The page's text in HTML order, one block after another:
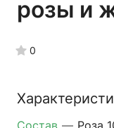
розы и
0
Состав — Роза